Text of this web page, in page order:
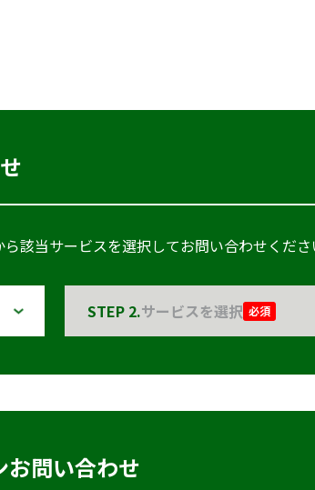
該当サービスを選択してお問い合わせくださ
STEP 2.サービスを選択 必須
問い合わせ